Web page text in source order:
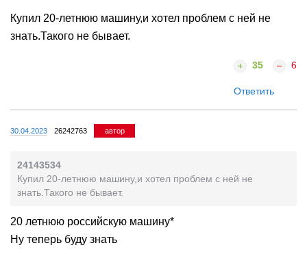
Купил 20-летнюю машину,и хотел проблем с ней не
знать.Такого не бывает.
35 6
Ответить
30.04.2023 26242763 автор
24143534
Купил 20-летнюю машину,и хотел проблем с ней не
знать.Такого не бывает.
20 летнюю российскую машину*
Ну теперь буду знать